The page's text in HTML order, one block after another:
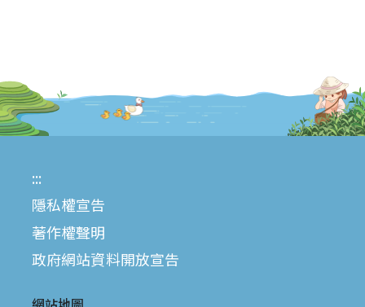
:::
隱私權宣告
著作權聲明
政府網站資料開放宣告